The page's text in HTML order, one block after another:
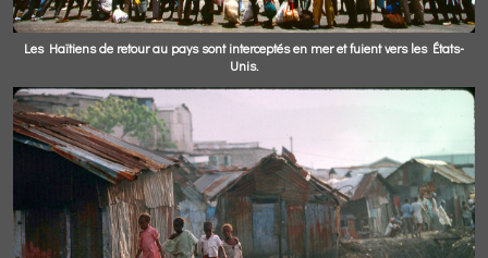
Les Haïtiens de retour au pays sont interceptés en mer et fuient vers les États-
Unis.